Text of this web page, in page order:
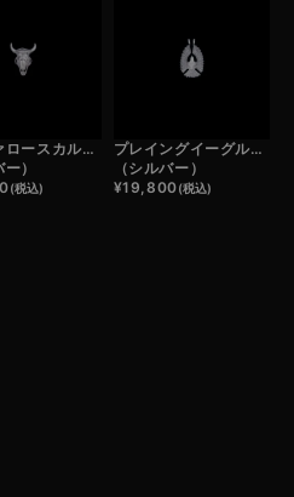
バッファロースカルフェザーヘッド
）
(税込)
プレイングイーグルフェザーヘッド
（シルバー）
¥19,800(税込)